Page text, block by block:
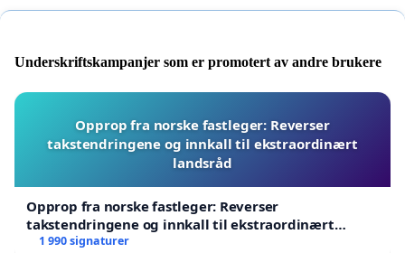
Underskriftskampanjer som er promotert av andre brukere
Opprop fra norske fastleger: Reverser
takstendringene og innkall til ekstraordinært
landsråd
Opprop fra norske fastleger: Reverser
takstendringene og innkall til ekstraordinært
landsråd
1 990 signaturer